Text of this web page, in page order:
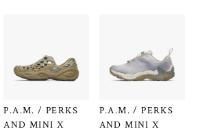
P.A.M. / PERKS
AND MINI X
P.A.M. / PERKS
AND MINI X